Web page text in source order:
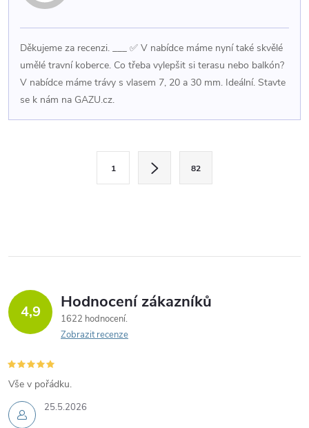
Děkujeme za recenzi. ___ ✅ V nabídce máme nyní také skvělé
umělé travní koberce. Co třeba vylepšit si terasu nebo balkón?
V nabídce máme trávy s vlasem 7, 20 a 30 mm. Ideální. Stavte
se k nám na GAZU.cz.
a
c
í
p
r
k
v
á
n
1 82
4,9 Hodnocení zákazníků
1622 hodnocení
Zobrazit recenze
25.5.2026
Vše v pořádku.